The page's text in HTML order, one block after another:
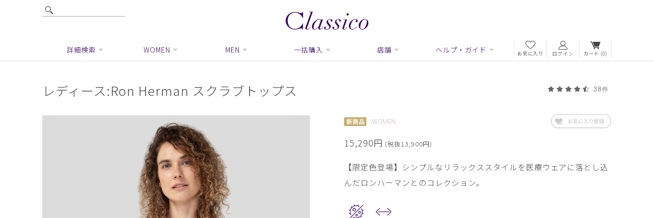
詳細検索 WOMEN MEN 一括購入 店舗 ヘルプ・ガイド お気に入り ログイン カート (0)
レディース:Ron Herman スクラブトップス 38件
WOMEN
15,290円 (税抜13,900円)
【限定色登場】シンプルなリラックススタイルを医療ウェアに落とし込
んだロンハーマンとのコレクション。